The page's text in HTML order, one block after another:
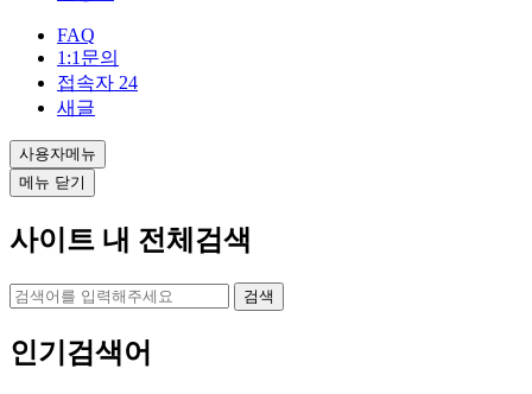
FAQ
1:1문의
접속자 24
새글
사용자메뉴
메뉴 닫기
사이트 내 전체검색
검색
인기검색어